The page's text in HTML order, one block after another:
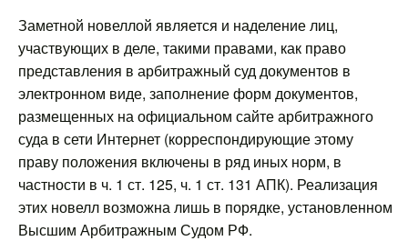
Заметной новеллой является и наделение лиц,
участвующих в деле, такими правами, как право
представления в арбитражный суд документов в
электронном виде, заполнение форм документов,
размещенных на официальном сайте арбитражного
суда в сети Интернет (корреспондирующие этому
праву положения включены в ряд иных норм, в
частности в ч. 1 ст. 125, ч. 1 ст. 131 АПК). Реализация
этих новелл возможна лишь в порядке, установленном
Высшим Арбитражным Судом РФ.